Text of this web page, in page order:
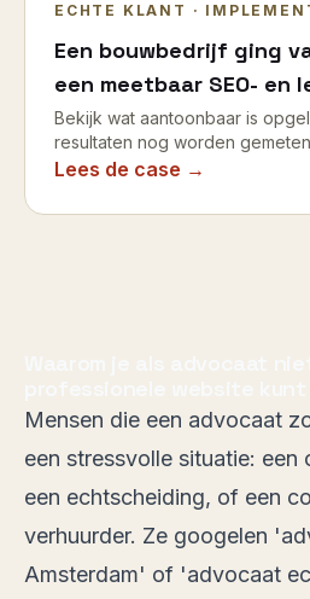
ECHTE KLANT ·
Een bouwbedrijf ging
een meetbaar SEO- en
Bekijk wat aantoonbaar is
resultaten nog worden
Lees de case →
Mensen die een advocaat
een stressvolle situatie: een
een echtscheiding, of een
verhuurder. Ze googelen
Amsterdam' of 'advocaat